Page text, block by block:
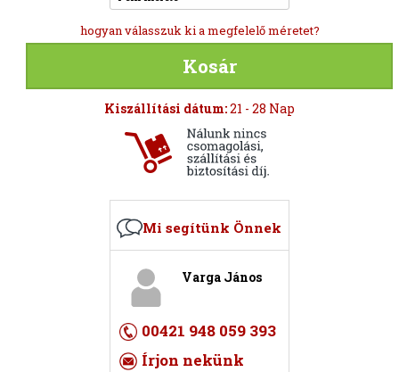
hogyan válasszuk ki a megfelelő méretet?
Kosár
Kiszállítási dátum:21 - 28 Nap
Mi segítünk Önnek
Varga János
00421 948 059 393
Írjon nekünk